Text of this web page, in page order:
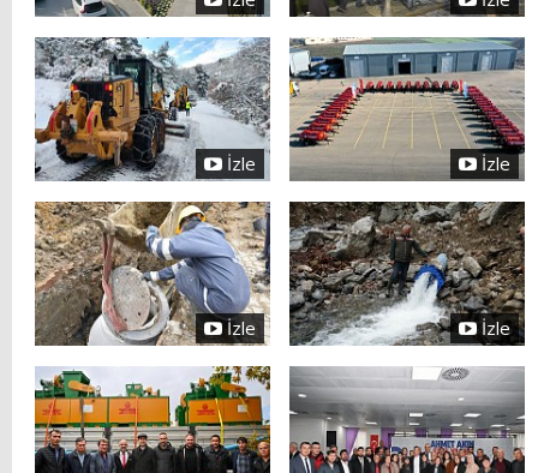
İzle İzle
İzle İzle